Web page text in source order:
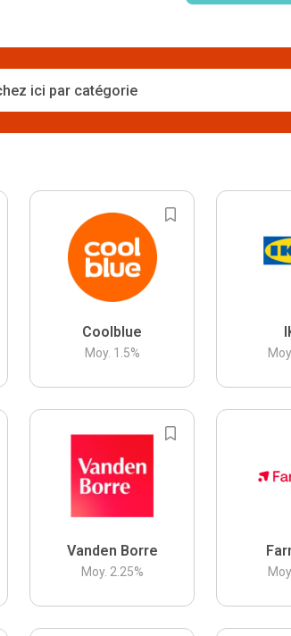
Coolblue
Moy. 1.5% Moy.
Vanden Borre
Moy. 2.25% Moy.